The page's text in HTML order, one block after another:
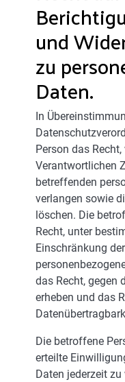
und
zu
Daten.
In
Person das
Verantwortlichen
betreffenden
verlangen sowie
löschen. Die
Recht, unter
Einschränkung
das Recht, gegen
erheben und das
Die betroffene
erteilte
Daten jederzeit